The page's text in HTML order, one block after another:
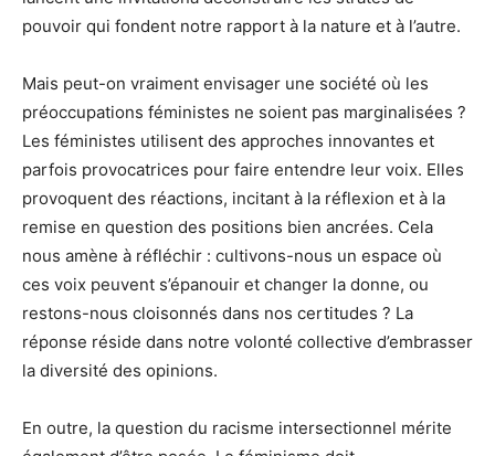
pouvoir qui fondent notre rapport à la nature et à l’autre.
Mais peut-on vraiment envisager une société où les
préoccupations féministes ne soient pas marginalisées ?
Les féministes utilisent des approches innovantes et
parfois provocatrices pour faire entendre leur voix. Elles
provoquent des réactions, incitant à la réflexion et à la
remise en question des positions bien ancrées. Cela
nous amène à réfléchir : cultivons-nous un espace où
ces voix peuvent s’épanouir et changer la donne, ou
restons-nous cloisonnés dans nos certitudes ? La
réponse réside dans notre volonté collective d’embrasser
la diversité des opinions.
En outre, la question du racisme intersectionnel mérite